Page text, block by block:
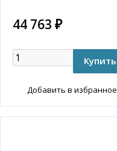
44 763 ₽
Добавить в избранное